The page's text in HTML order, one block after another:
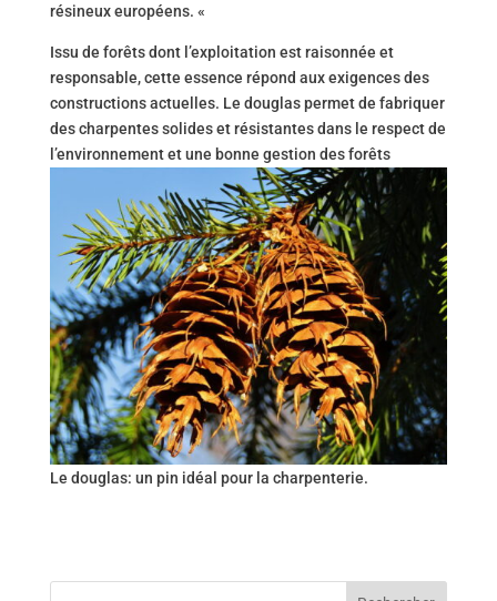
résineux européens. «
Issu de forêts dont l’exploitation est raisonnée et
responsable, cette essence répond aux exigences des
constructions actuelles. Le douglas permet de fabriquer
des charpentes solides et résistantes dans le respect de
l’environnement et une bonne gestion des forêts
Le douglas: un pin idéal pour la charpenterie.